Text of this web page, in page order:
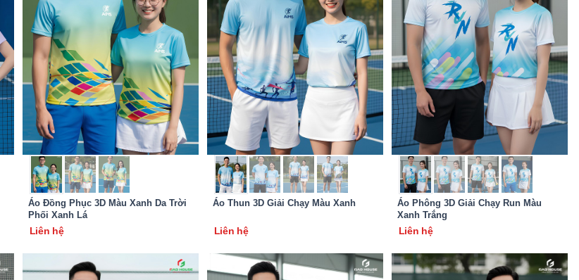
Áo Đồng Phục 3D Màu Xanh Da Trời
Phối Xanh Lá
Liên hệ
Áo Thun 3D Giải Chạy Màu Xanh
Liên hệ
Áo Phông 3D Giải Chạy Run Màu
Xanh Trắng
Liên hệ